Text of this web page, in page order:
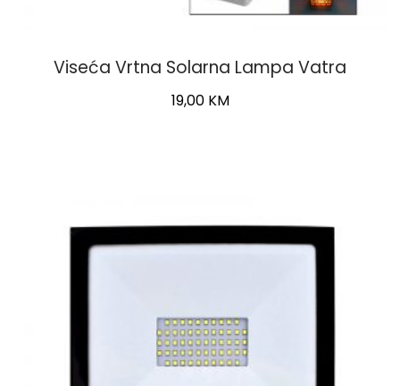
Viseća Vrtna Solarna Lampa Vatra
19,00 KM